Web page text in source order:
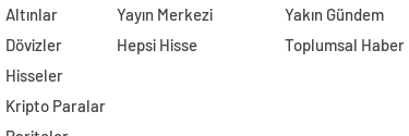
Altınlar
Dövizler
Hisseler
Kripto Paralar
Yayın Merkezi
Hepsi Hisse
Yakın Gündem
Toplumsal Haber